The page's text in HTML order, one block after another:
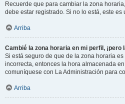
Recuerde que para cambiar la zona
debe estar registrado. Si no lo está, este
Arriba
Cambié la zona horaria en mi perfil,
Si está seguro de que de la zona horaria
incorrecta, entonces la hora almacenada
comuníquese con La Administración para
Arriba